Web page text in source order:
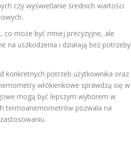
czy wyświetlanie średnich wartości
co może być mniej precyzyjne, ale
na uszkodzenia i działają bez potrzeby
konkretnych potrzeb użytkownika oraz
włókienkowe sprawdzą się w
mogą być lepszym wyborem w
termoanemometrów pozwala na